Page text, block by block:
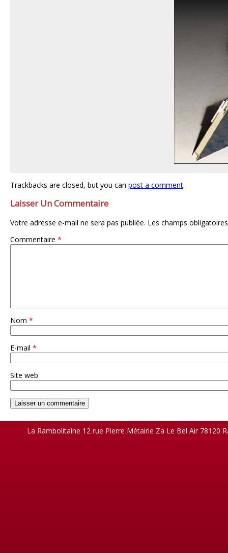
Trackbacks are closed, but you can post a comment.
Laisser Un Commentaire
Votre adresse e-mail ne sera pas publiée. Les champs
Commentaire *
Nom *
E-mail *
Site web
La Rambolitaine 12 rue Pierre Métairie Za Le Bel Air